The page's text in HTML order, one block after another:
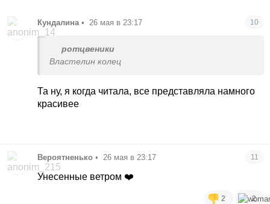
Кундалина • 26 мая в 23:17 10
ротцвеники
Властелин колец
Та ну, я когда читала, все представляла намного
красивее
Вероятненько • 26 мая в 23:17 11
Унесенные ветром ❤️
2 2